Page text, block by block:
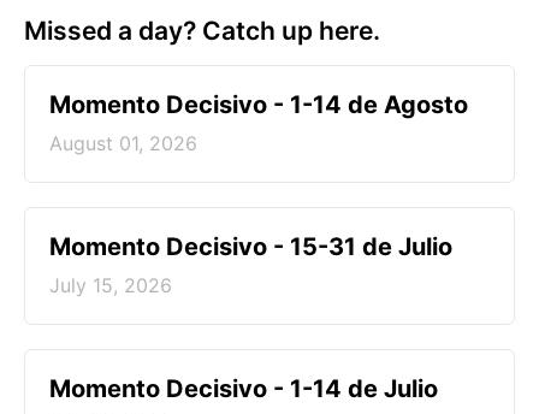
Missed a day? Catch up here.
Momento Decisivo - 1-14 de Agosto
August 01, 2026
Momento Decisivo - 15-31 de Julio
July 15, 2026
Momento Decisivo - 1-14 de Julio